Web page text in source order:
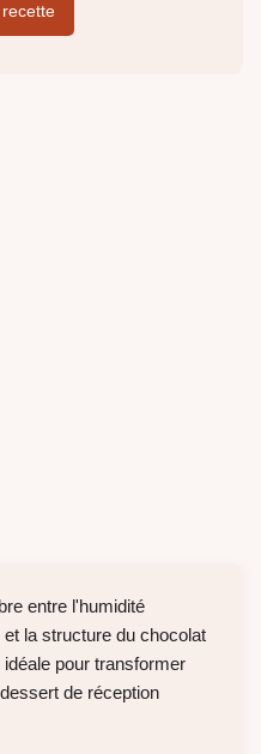
entre l'humidité
la structure du chocolat
pour transformer
de réception